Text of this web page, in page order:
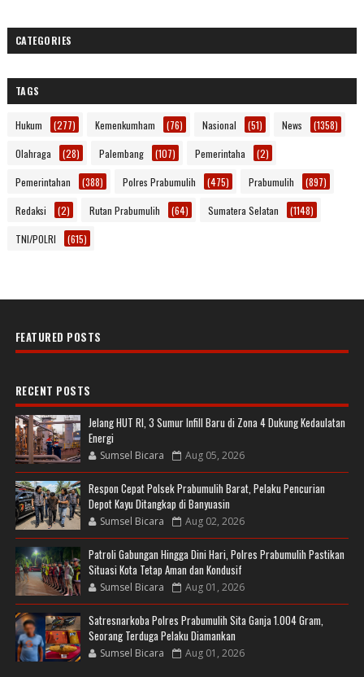
CATEGORIES
TAGS
Hukum (277) Kemenkumham (76) Nasional (51) News (1358)
Olahraga (28) Palembang (107) Pemerintaha (2)
Pemerintahan (388) Polres Prabumulih (475) Prabumulih (897)
Redaksi (2) Rutan Prabumulih (64) Sumatera Selatan (1148)
TNI/POLRI (615)
FEATURED POSTS
RECENT POSTS
Jelang HUT RI, 3 Sumur Infill Baru di Zona 4 Dukung Kedaulatan
Energi
Sumsel Bicara Aug 05, 2026
Respon Cepat Polsek Prabumulih Barat, Pelaku Pencurian
Depot Kayu Ditangkap di Banyuasin
Sumsel Bicara Aug 02, 2026
Patroli Gabungan Hingga Dini Hari, Polres Prabumulih Pastikan
Situasi Kota Tetap Aman dan Kondusif
Sumsel Bicara Aug 01, 2026
Satresnarkoba Polres Prabumulih Sita Ganja 1.004 Gram,
Seorang Terduga Pelaku Diamankan
Sumsel Bicara Aug 01, 2026